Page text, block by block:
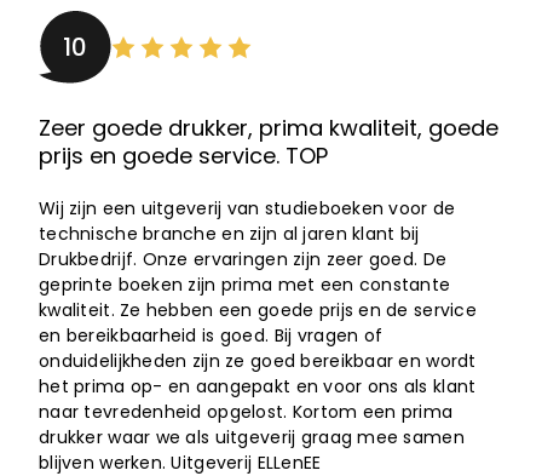
10
Zeer goede drukker, prima kwaliteit, goede
prijs en goede service. TOP
Wij zijn een uitgeverij van studieboeken voor de
technische branche en zijn al jaren klant bij
Drukbedrijf. Onze ervaringen zijn zeer goed. De
geprinte boeken zijn prima met een constante
kwaliteit. Ze hebben een goede prijs en de service
en bereikbaarheid is goed. Bij vragen of
onduidelijkheden zijn ze goed bereikbaar en wordt
het prima op- en aangepakt en voor ons als klant
naar tevredenheid opgelost. Kortom een prima
drukker waar we als uitgeverij graag mee samen
blijven werken. Uitgeverij ELLenEE